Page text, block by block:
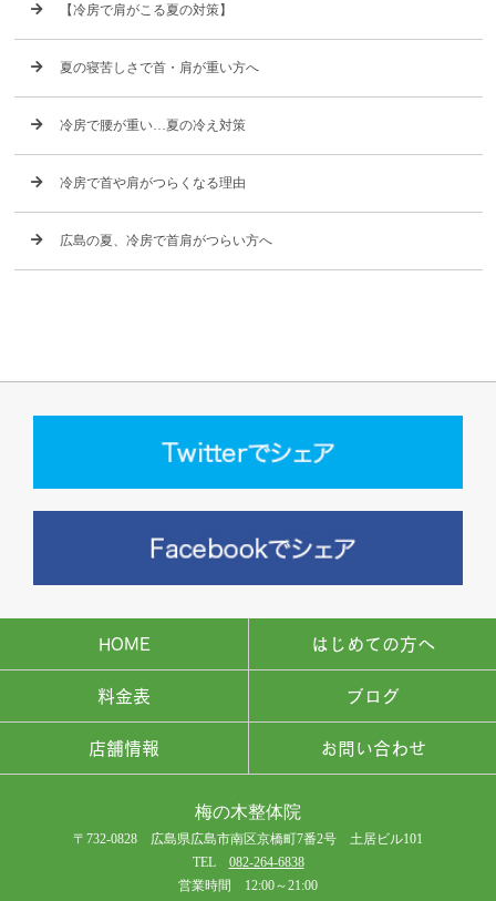
【冷房で肩がこる夏の対策】
夏の寝苦しさで首・肩が重い方へ
冷房で腰が重い…夏の冷え対策
冷房で首や肩がつらくなる理由
広島の夏、冷房で首肩がつらい方へ
HOME はじめての方へ
料金表 ブログ
店舗情報 お問い合わせ
梅の木整体院
〒732-0828 広島県広島市南区京橋町7番2号 土居ビル101
TEL 082-264-6838
営業時間 12:00～21:00